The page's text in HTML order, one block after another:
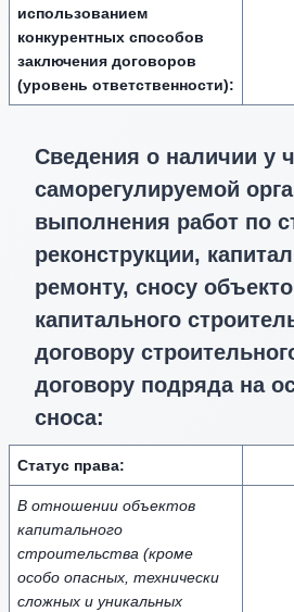
использованием
конкурентных способов
заключения договоров
(уровень ответственности):
Сведения о наличии у
саморегулируемой
выполнения работ по
реконструкции,
ремонту, сносу
капитального
договору
договору подряда на
сноса:
Статус права:
В отношении объектов
капитального
строительства (кроме
особо опасных, технически
сложных и уникальных